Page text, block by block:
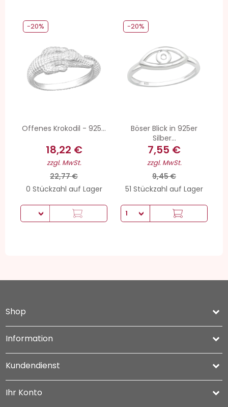
Offenes Krokodil - 925...
18,22 €
zzgl. MwSt.
22,77 €
0 Stückzahl auf Lager
-20%
Böser Blick in 925er
Silber...
7,55 €
zzgl. MwSt.
9,45 €
51 Stückzahl auf Lager
-20%
Shop keyboard_arrow_down
Information 
Kundendienst 
Ihr Konto 